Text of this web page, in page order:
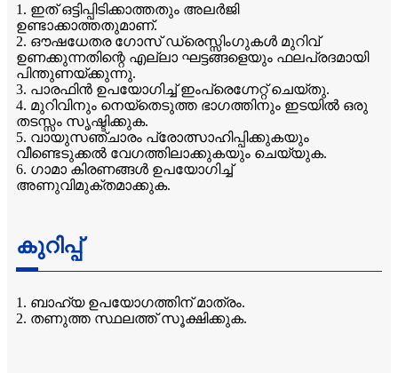
1. ഇത് ഒട്ടിപ്പിടിക്കാത്തതും അലർജി
ഉണ്ടാക്കാത്തതുമാണ്.
2. ഔഷധേതര ഗോസ് ഡ്രെസ്സിംഗുകൾ മുറിവ്
ഉണക്കുന്നതിന്റെ എല്ലാ ഘട്ടങ്ങളെയും ഫലപ്രദമായി
പിന്തുണയ്ക്കുന്നു.
3. പാരഫിൻ ഉപയോഗിച്ച് ഇംപ്രെഗ്നേറ്റ് ചെയ്തു.
4. മുറിവിനും നെയ്തെടുത്ത ഭാഗത്തിനും ഇടയിൽ ഒരു
തടസ്സം സൃഷ്ടിക്കുക.
5. വായുസഞ്ചാരം പ്രോത്സാഹിപ്പിക്കുകയും
വീണ്ടെടുക്കൽ വേഗത്തിലാക്കുകയും ചെയ്യുക.
6. ഗാമാ കിരണങ്ങൾ ഉപയോഗിച്ച്
അണുവിമുക്തമാക്കുക.
കുറിപ്പ്
1. ബാഹ്യ ഉപയോഗത്തിന് മാത്രം.
2. തണുത്ത സ്ഥലത്ത് സൂക്ഷിക്കുക.